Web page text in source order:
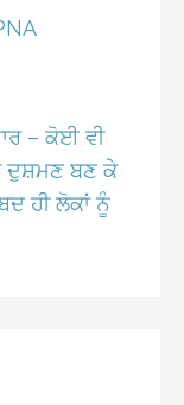
– ਕੋਈ ਵੀ
ਦੁਸ਼ਮਣ ਬਣ ਕੇ
ਹੀ ਲੋਕਾਂ ਨੂੰ